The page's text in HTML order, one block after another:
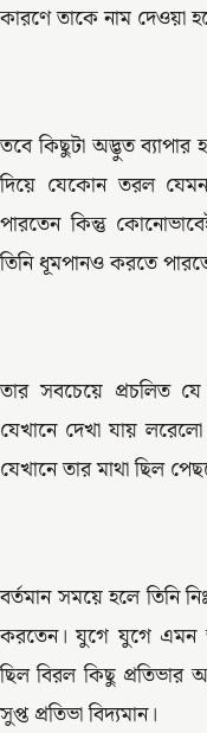
কারণে তাকে নাম দেওয়া
তবে কিছুটা অদ্ভুত ব্যাপার
দিয়ে যেকোন তরল
পারতেন কিন্তু
তিনি ধূমপানও করতে
তার সবচেয়ে প্রচলিত
যেখানে দেখা যায়
যেখানে তার মাথা ছিল
বর্তমান সময়ে হলে তিনি
করতেন। যুগে যুগে এমন
ছিল বিরল কিছু
সুপ্ত প্রতিভা বিদ্যমান।